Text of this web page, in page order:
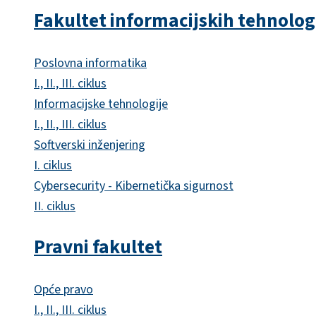
Fakultet informacijskih
Poslovna informatika
I., II., III. ciklus
Informacijske tehnologije
I., II., III. ciklus
Softverski inženjering
I. ciklus
Cybersecurity - Kibernetička sigurnost
II. ciklus
Pravni fakultet
Opće pravo
I., II., III. ciklus